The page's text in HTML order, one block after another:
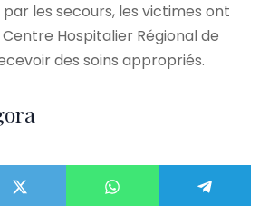
les secours, les victimes ont
Hospitalier Régional de
des soins appropriés.